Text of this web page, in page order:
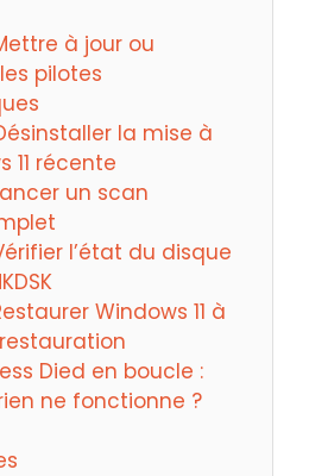
à jour ou
pilotes
la mise à
11 récente
un scan
l’état du disque
Windows 11 à
Died en boucle :
ne fonctionne ?